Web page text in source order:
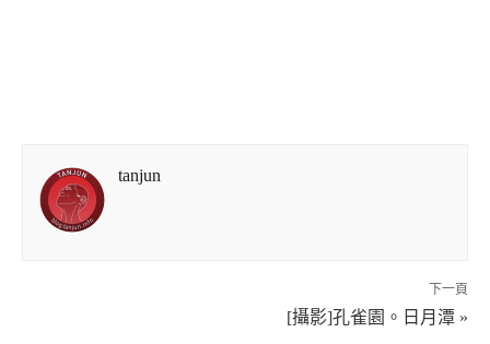
tanjun
下一頁
[攝影]孔雀園。日月潭 »